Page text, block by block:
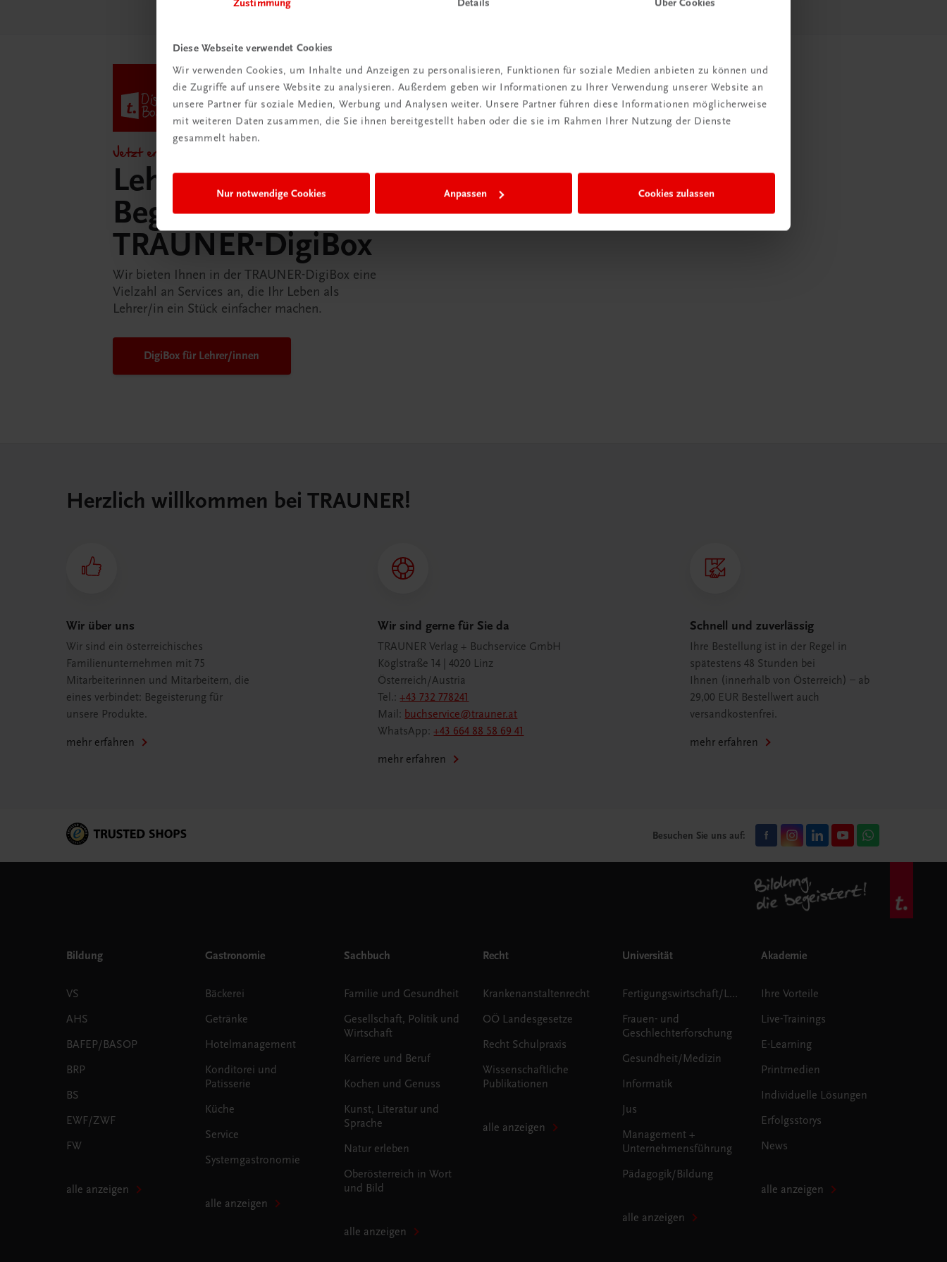
Diese Webseite verwendet Cookies
Wir verwenden Cookies, um Inhalte und Anzeigen zu personalisieren, Funktionen für soziale Medien anbieten zu können und
die Zugriffe auf unsere Website zu analysieren. Außerdem geben wir Informationen zu Ihrer Verwendung unserer Website an
unsere Partner für soziale Medien, Werbung und Analysen weiter. Unsere Partner führen diese Informationen möglicherweise
mit weiteren Daten zusammen, die Sie ihnen bereitgestellt haben oder die sie im Rahmen Ihrer Nutzung der Dienste
gesammelt haben.
Nur notwendige Cookies Anpassen Cookies zulassen
Jetzt entdecken!
Lehrer/innen-
Begleitpakete in der
TRAUNER-DigiBox
Wir bieten Ihnen in der TRAUNER-DigiBox eine
Vielzahl an Services an, die Ihr Leben als
Lehrer/in ein Stück einfacher machen.
DigiBox für Lehrer/innen
Herzlich willkommen bei TRAUNER!
Wir über uns
Wir sind ein österreichisches
Familienunternehmen mit 75
Mitarbeiterinnen und Mitarbeitern, die
eines verbindet: Begeisterung für
unsere Produkte.
mehr erfahren
Wir sind gerne für Sie da
TRAUNER Verlag + Buchservice GmbH
Köglstraße 14 | 4020 Linz
Österreich/Austria
Tel.:+43 732 778241
Mail: buchservice@trauner.at
WhatsApp:+43 664 88 58 69 41
mehr erfahren
Schnell und zuverlässig
Ihre Bestellung ist in der Regel in
spätestens 48 Stunden bei
Ihnen (innerhalb von Österreich) – ab
29,00 EUR Bestellwert auch
versandkostenfrei.
mehr erfahren
Besuchen Sie uns auf:
Bildung
VS
AHS
BAFEP/BASOP
BRP
BS
EWF/ZWF
FW
alle anzeigen
Gastronomie
Bäckerei
Getränke
Hotelmanagement
Konditorei und
Patisserie
Küche
Service
Systemgastronomie
alle anzeigen
Sachbuch
Familie und Gesundheit
Gesellschaft, Politik und
Wirtschaft
Karriere und Beruf
Kochen und Genuss
Kunst, Literatur und
Sprache
Natur erleben
Oberösterreich in Wort
und Bild
alle anzeigen
Recht
Krankenanstaltenrecht
OÖ Landesgesetze
Recht Schulpraxis
Wissenschaftliche
Publikationen
alle anzeigen
Universität
Fertigungswirtschaft/Logistik
Frauen- und
Geschlechterforschung
Gesundheit/Medizin
Informatik
Jus
Management +
Unternehmensführung
Pädagogik/Bildung
alle anzeigen
Akademie
Ihre Vorteile
Live-Trainings
E-Learning
Printmedien
Individuelle Lösungen
Erfolgsstorys
News
alle anzeigen